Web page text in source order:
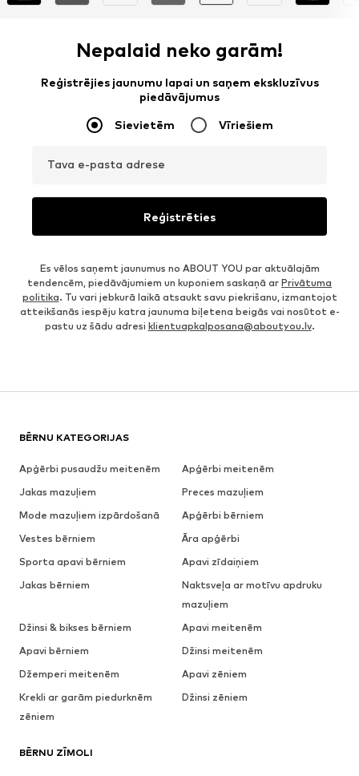
Nepalaid neko garām!
Reģistrējies jaunumu lapai un saņem ekskluzīvus
piedāvājumus
Sievietēm Vīriešiem
Tava e-pasta adrese
Reģistrēties
Es vēlos saņemt jaunumus no ABOUT YOU par aktuālajām
tendencēm, piedāvājumiem un kuponiem saskaņā ar Privātuma
politika. Tu vari jebkurā laikā atsaukt savu piekrišanu, izmantojot
atteikšanās iespēju katra jaunuma biļetena beigās vai nosūtot e-
pastu uz šādu adresi klientuapkalposana@aboutyou.lv.
BĒRNU KATEGORIJAS
Apģērbi pusaudžu meitenēm
Apģērbi meitenēm
Jakas mazuļiem
Preces mazuļiem
Mode mazuļiem izpārdošanā
Apģērbi bērniem
Vestes bērniem
Āra apģērbi
Sporta apavi bērniem
Apavi zīdaiņiem
Jakas bērniem
Naktsveļa ar motīvu apdruku
mazuļiem
Džinsi & bikses bērniem
Apavi meitenēm
Apavi bērniem
Džinsi meitenēm
Džemperi meitenēm
Apavi zēniem
Krekli ar garām piedurknēm
zēniem
Džinsi zēniem
BĒRNU ZĪMOLI